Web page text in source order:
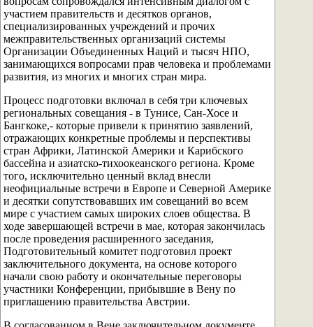
участием правительств и десятков органов,
специализированных учреждений и прочих
межправительственных организаций системы
Организации Объединенных Наций и тысяч НПО,
занимающихся вопросами прав человека и проблемами
развития, из многих и многих стран мира.
Процесс подготовки включал в себя три ключевых
региональных совещания - в Тунисе, Сан-Хосе и
Бангкоке,- которые привели к принятию заявлений,
отражающих конкретные проблемы и перспективы
стран Африки, Латинской Америки и Карибского
бассейна и азиатско-тихоокеанского региона. Кроме
того, исключительно ценный вклад внесли
неофициальные встречи в Европе и Северной Америке
и десятки сопутствовавших им совещаний во всем
мире с участием самых широких слоев общества. В
ходе завершающей встречи в мае, которая закончилась
после проведения расширенного заседания,
Подготовительный комитет подготовил проект
заключительного документа, на основе которого
начали свою работу и окончательные переговоры
участники Конференции, прибывшие в Вену по
приглашению правительства Австрии.